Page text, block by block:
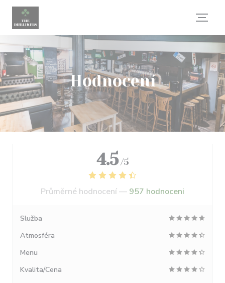
Panel pro správu cookies
Hodnocení
4.5 /5
Průměrné hodnocení — 957 hodnoceni
Služba
Atmosféra
Menu
Kvalita/Cena